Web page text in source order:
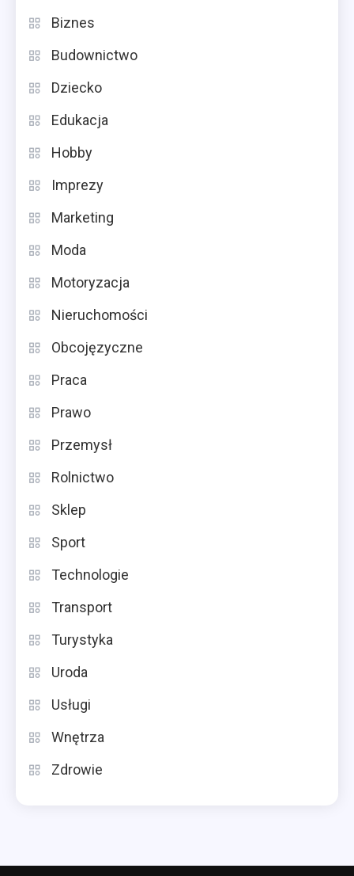
Biznes
Budownictwo
Dziecko
Edukacja
Hobby
Imprezy
Marketing
Moda
Motoryzacja
Nieruchomości
Obcojęzyczne
Praca
Prawo
Przemysł
Rolnictwo
Sklep
Sport
Technologie
Transport
Turystyka
Uroda
Usługi
Wnętrza
Zdrowie